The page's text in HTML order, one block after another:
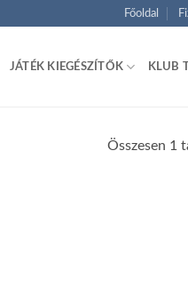
Főoldal
JÁTÉK KIEGÉSZÍTŐK KLUB
Összesen 1